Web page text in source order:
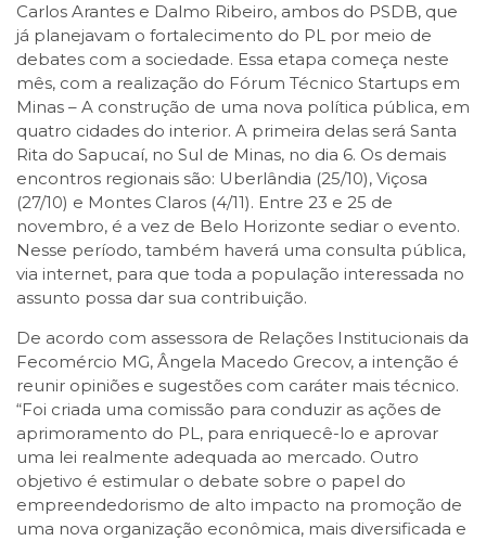
Carlos Arantes e Dalmo Ribeiro, ambos do PSDB, que
já planejavam o fortalecimento do PL por meio de
debates com a sociedade. Essa etapa começa neste
mês, com a realização do Fórum Técnico Startups em
Minas – A construção de uma nova política pública, em
quatro cidades do interior. A primeira delas será Santa
Rita do Sapucaí, no Sul de Minas, no dia 6. Os demais
encontros regionais são: Uberlândia (25/10), Viçosa
(27/10) e Montes Claros (4/11). Entre 23 e 25 de
novembro, é a vez de Belo Horizonte sediar o evento.
Nesse período, também haverá uma consulta pública,
via internet, para que toda a população interessada no
assunto possa dar sua contribuição.
De acordo com assessora de Relações Institucionais da
Fecomércio MG, Ângela Macedo Grecov, a intenção é
reunir opiniões e sugestões com caráter mais técnico.
“Foi criada uma comissão para conduzir as ações de
aprimoramento do PL, para enriquecê-lo e aprovar
uma lei realmente adequada ao mercado. Outro
objetivo é estimular o debate sobre o papel do
empreendedorismo de alto impacto na promoção de
uma nova organização econômica, mais diversificada e